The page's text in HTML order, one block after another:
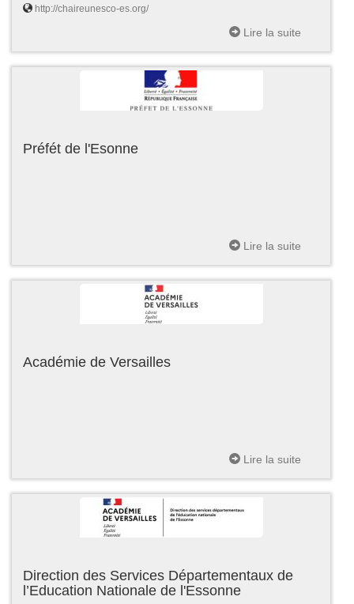
http://chaireunesco-es.org/
Lire la suite
Préfét de l'Esonne
Lire la suite
Académie de Versailles
Lire la suite
Direction des Services Départementaux de
l’Education Nationale de l'Essonne